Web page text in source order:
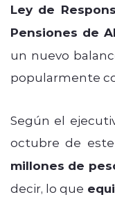
Ley de
Pensiones de
un nuevo
popularmente
Según el
octubre de
millones de
decir, lo que